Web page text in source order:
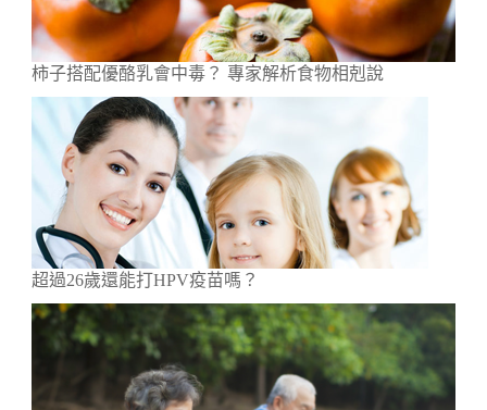
柿子搭配優酪乳會中毒？ 專家解析食物相剋說
超過26歲還能打HPV疫苗嗎？